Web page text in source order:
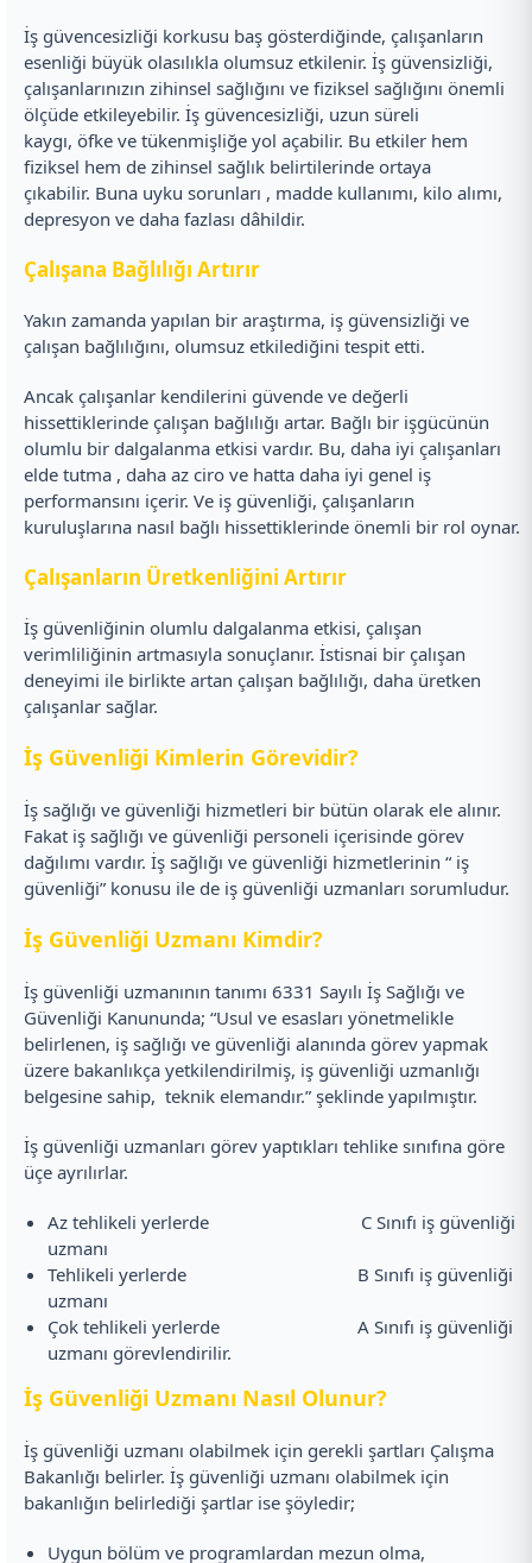
İş güvencesizliği korkusu baş gösterdiğinde, çalışanların
esenliği büyük olasılıkla olumsuz etkilenir. İş güvensizliği,
çalışanlarınızın zihinsel sağlığını ve fiziksel sağlığını önemli
ölçüde etkileyebilir. İş güvencesizliği, uzun süreli
kaygı, öfke ve tükenmişliğe yol açabilir. Bu etkiler hem
fiziksel hem de zihinsel sağlık belirtilerinde ortaya
çıkabilir. Buna uyku sorunları , madde kullanımı, kilo alımı,
depresyon ve daha fazlası dâhildir.
Çalışana Bağlılığı Artırır
Yakın zamanda yapılan bir araştırma, iş güvensizliği ve
çalışan bağlılığını, olumsuz etkilediğini tespit etti.
Ancak çalışanlar kendilerini güvende ve değerli
hissettiklerinde çalışan bağlılığı artar. Bağlı bir işgücünün
olumlu bir dalgalanma etkisi vardır. Bu, daha iyi çalışanları
elde tutma , daha az ciro ve hatta daha iyi genel iş
performansını içerir. Ve iş güvenliği, çalışanların
kuruluşlarına nasıl bağlı hissettiklerinde önemli bir rol oynar.
Çalışanların Üretkenliğini Artırır
İş güvenliğinin olumlu dalgalanma etkisi, çalışan
verimliliğinin artmasıyla sonuçlanır. İstisnai bir çalışan
deneyimi ile birlikte artan çalışan bağlılığı, daha üretken
çalışanlar sağlar.
İş Güvenliği Kimlerin Görevidir?
İş sağlığı ve güvenliği hizmetleri bir bütün olarak ele alınır.
Fakat iş sağlığı ve güvenliği personeli içerisinde görev
dağılımı vardır. İş sağlığı ve güvenliği hizmetlerinin “ iş
güvenliği” konusu ile de iş güvenliği uzmanları sorumludur.
İş Güvenliği Uzmanı Kimdir?
İş güvenliği uzmanının tanımı 6331 Sayılı İş Sağlığı ve
Güvenliği Kanununda; “Usul ve esasları yönetmelikle
belirlenen, iş sağlığı ve güvenliği alanında görev yapmak
üzere bakanlıkça yetkilendirilmiş, iş güvenliği uzmanlığı
belgesine sahip, teknik elemandır.” şeklinde yapılmıştır.
İş güvenliği uzmanları görev yaptıkları tehlike sınıfına göre
üçe ayrılırlar.
Az tehlikeli yerlerde C Sınıfı iş güvenliği
uzmanı
Tehlikeli yerlerde B Sınıfı iş güvenliği
uzmanı
Çok tehlikeli yerlerde A Sınıfı iş güvenliği
uzmanı görevlendirilir.
İş Güvenliği Uzmanı Nasıl Olunur?
İş güvenliği uzmanı olabilmek için gerekli şartları Çalışma
Bakanlığı belirler. İş güvenliği uzmanı olabilmek için
bakanlığın belirlediği şartlar ise şöyledir;
Uygun bölüm ve programlardan mezun olma,